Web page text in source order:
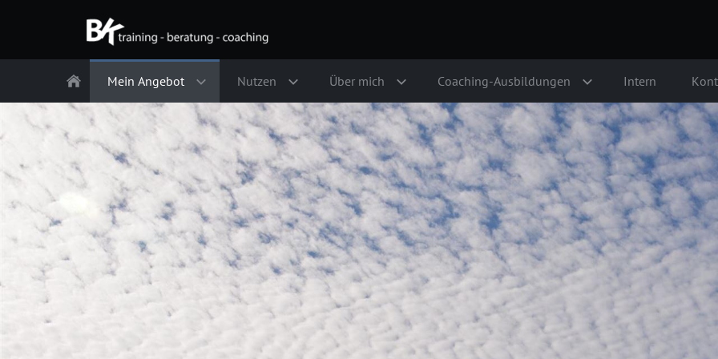
Mein Angebot Nutzen Über mich Coaching-Ausbildungen Intern